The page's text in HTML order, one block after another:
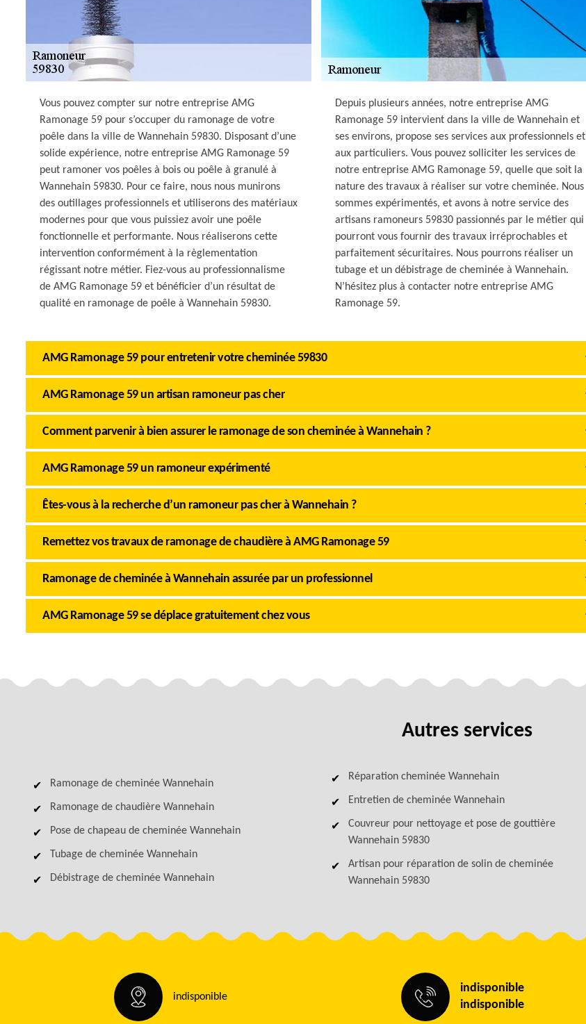
Vous pouvez compter sur notre entreprise AMG
Ramonage 59 pour s’occuper du ramonage de votre
poêle dans la ville de Wannehain 59830. Disposant d’une
solide expérience, notre entreprise AMG Ramonage 59
peut ramoner vos poêles à bois ou poêle à granulé à
Wannehain 59830. Pour ce faire, nous nous munirons
des outillages professionnels et utiliserons des matériaux
modernes pour que vous puissiez avoir une poêle
fonctionnelle et performante. Nous réaliserons cette
intervention conformément à la règlementation
régissant notre métier. Fiez-vous au professionnalisme
de AMG Ramonage 59 et bénéficier d’un résultat de
qualité en ramonage de poêle à Wannehain 59830.
Depuis plusieurs années, notre entreprise AMG
Ramonage 59 intervient dans la ville de Wannehain et
ses environs, propose ses services aux professionnels et
aux particuliers. Vous pouvez solliciter les services de
notre entreprise AMG Ramonage 59, quelle que soit la
nature des travaux à réaliser sur votre cheminée. Nous
sommes expérimentés, et avons à notre service des
artisans ramoneurs 59830 passionnés par le métier qui
pourront vous fournir des travaux irréprochables et
parfaitement sécuritaires. Nous pourrons réaliser un
tubage et un débistrage de cheminée à Wannehain.
N’hésitez plus à contacter notre entreprise AMG
Ramonage 59.
AMG Ramonage 59 pour entretenir votre cheminée 59830
AMG Ramonage 59 un artisan ramoneur pas cher
Comment parvenir à bien assurer le ramonage de son cheminée à Wannehain ?
AMG Ramonage 59 un ramoneur expérimenté
Êtes-vous à la recherche d’un ramoneur pas cher à Wannehain ?
Remettez vos travaux de ramonage de chaudière à AMG Ramonage 59
Ramonage de cheminée à Wannehain assurée par un professionnel
AMG Ramonage 59 se déplace gratuitement chez vous
Autres services
Ramonage de cheminée Wannehain
Ramonage de chaudière Wannehain
Pose de chapeau de cheminée Wannehain
Tubage de cheminée Wannehain
Débistrage de cheminée Wannehain
Réparation cheminée Wannehain
Entretien de cheminée Wannehain
Couvreur pour nettoyage et pose de gouttière
Wannehain 59830
Artisan pour réparation de solin de cheminée
Wannehain 59830
indisponible
indisponible
indisponible